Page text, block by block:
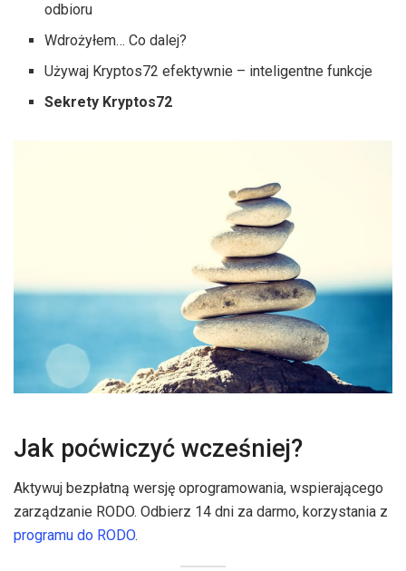
odbioru
Wdrożyłem… Co dalej?
Używaj Kryptos72 efektywnie – inteligentne funkcje
Sekrety Kryptos72
Jak poćwiczyć wcześniej?
Aktywuj bezpłatną wersję oprogramowania, wspierającego
zarządzanie RODO. Odbierz 14 dni za darmo, korzystania z
programu do RODO.